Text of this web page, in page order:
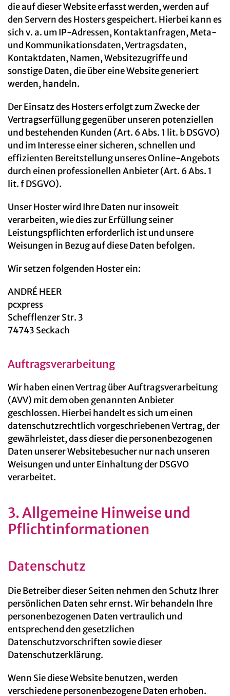
die auf dieser Website erfasst werden, werden auf
den Servern des Hosters gespeichert. Hierbei kann es
sich v. a. um IP-Adressen, Kontaktanfragen, Meta-
und Kommunikationsdaten, Vertragsdaten,
Kontaktdaten, Namen, Websitezugriffe und
sonstige Daten, die über eine Website generiert
werden, handeln.
Der Einsatz des Hosters erfolgt zum Zwecke der
Vertragserfüllung gegenüber unseren potenziellen
und bestehenden Kunden (Art. 6 Abs. 1 lit. b DSGVO)
und im Interesse einer sicheren, schnellen und
effizienten Bereitstellung unseres Online-Angebots
durch einen professionellen Anbieter (Art. 6 Abs. 1
lit. f DSGVO).
Unser Hoster wird Ihre Daten nur insoweit
verarbeiten, wie dies zur Erfüllung seiner
Leistungspflichten erforderlich ist und unsere
Weisungen in Bezug auf diese Daten befolgen.
Wir setzen folgenden Hoster ein:
ANDRÉ HEER
pcxpress
Schefflenzer Str. 3
74743 Seckach
Auftragsverarbeitung
Wir haben einen Vertrag über Auftragsverarbeitung
(AVV) mit dem oben genannten Anbieter
geschlossen. Hierbei handelt es sich um einen
datenschutzrechtlich vorgeschriebenen Vertrag, der
gewährleistet, dass dieser die personenbezogenen
Daten unserer Websitebesucher nur nach unseren
Weisungen und unter Einhaltung der DSGVO
verarbeitet.
3. Allgemeine Hinweise und
Pflicht­informationen
Datenschutz
Die Betreiber dieser Seiten nehmen den Schutz Ihrer
persönlichen Daten sehr ernst. Wir behandeln Ihre
personenbezogenen Daten vertraulich und
entsprechend den gesetzlichen
Datenschutzvorschriften sowie dieser
Datenschutzerklärung.
Wenn Sie diese Website benutzen, werden
verschiedene personenbezogene Daten erhoben.